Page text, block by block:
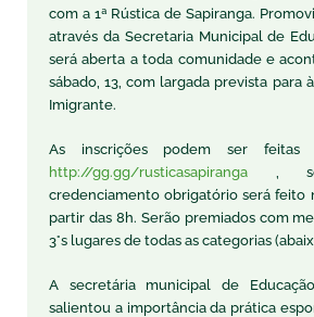
com a 1ª Rústica de Sapiranga.
através da Secretaria Municipal de
será aberta a toda comunidade e
sábado, 13, com largada prevista para
Imigrante.
As inscrições podem ser feitas
http://gg.gg/rusticasapiranga ,
credenciamento obrigatório será feito
partir das 8h. Serão premiados com
3°s lugares de todas as categorias
A secretária municipal de
salientou a importância da prática